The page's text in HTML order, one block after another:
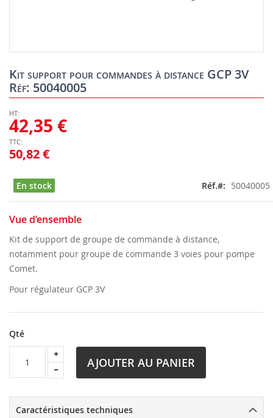
Kit support pour commandes à distance GCP 3V
Réf: 50040005
50,82 €
42,35 €
En stock Réf. 50040005
Vue d’ensemble
Kit de support de groupe de commande à distance,
notamment pour groupe de commande 3 voies pour pompe
Comet.
Pour régulateur GCP 3V
Qté
AJOUTER AU PANIER
to
the
beginning
the
images
gallery
Caractéristiques techniques